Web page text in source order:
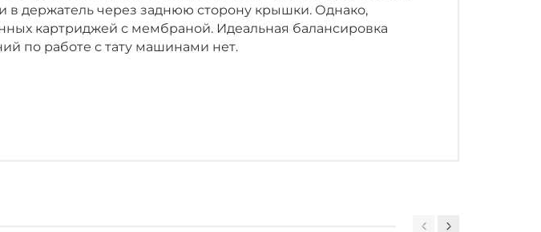
в держатель через заднюю сторону крышки. Однако,
картриджей с мембраной. Идеальная балансировка
по работе c тату машинами нет.